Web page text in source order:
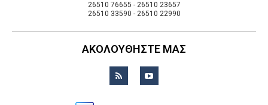
26510 76655 - 26510 23657
26510 33590 - 26510 22990
ΑΚΟΛΟΥΘΗΣΤΕ ΜΑΣ